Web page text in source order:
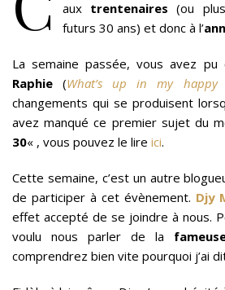
aux trentenaires (ou
futurs 30 ans) et donc à l’
La semaine passée, vous avez
Raphie (What’s up in my happy
changements qui se produisent
avez manqué ce premier sujet du
30« , vous pouvez le lire ici.
Cette semaine, c’est un autre
de participer à cet évènement. Djy
effet accepté de se joindre à nous.
voulu nous parler de la
comprendrez bien vite pourquoi j’ai